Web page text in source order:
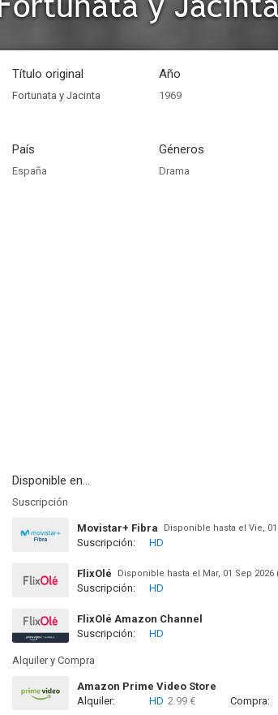
Título original
Fortunata y Jacinta
Año
1969
País
España
Géneros
Drama
Disponible en...
Suscripción
Movistar+ Fibra Disponible hasta el Vie,
Suscripción: HD
FlixOlé Disponible hasta el Mar, 01 Sep 2026
Suscripción: HD
FlixOlé Amazon Channel
Suscripción:
HD
Alquiler y Compra
Amazon Prime Video Store
Alquiler:
HD 2.99 € Compra: